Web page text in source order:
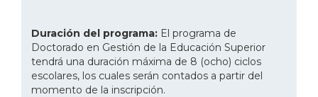
Duración del programa: El programa de
Doctorado en Gestión de la Educación Superior
tendrá una duración máxima de 8 (ocho) ciclos
escolares, los cuales serán contados a partir del
momento de la inscripción.